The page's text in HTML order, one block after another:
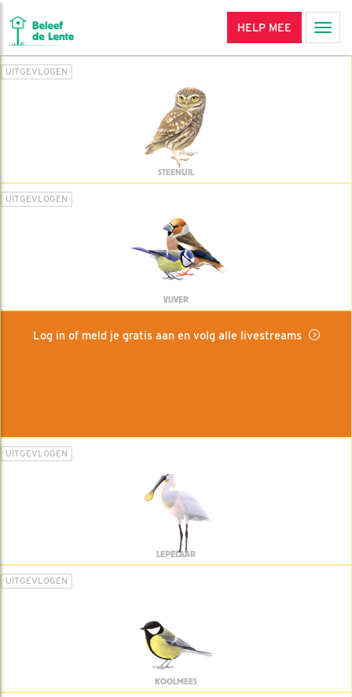
HELP MEE
UITGEVLOGEN
STEENUIL
UITGEVLOGEN
VIJVER
Log in of meld je gratis aan en volg alle livestreams
UITGEVLOGEN
LEPELAAR
UITGEVLOGEN
KOOLMEES